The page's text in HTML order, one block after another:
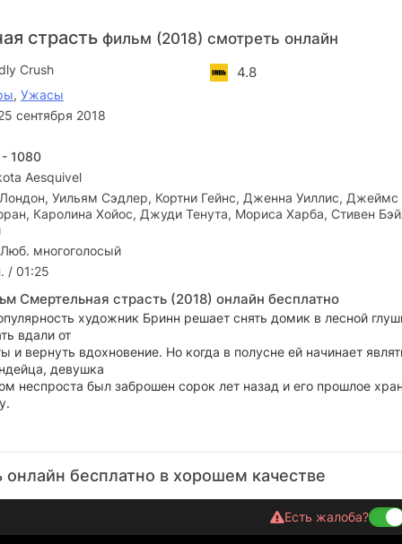
страсть фильм (2018) смотреть онлайн
Crush 4.8
, Ужасы
сентября 2018
1080
Aesquivel
Уильям Сэдлер, Кортни Гейнс, Дженна Уиллис, Джеймс
Каролина Хойос, Джуди Тенута, Мориса Харба, Стивен
многоголосый
/ 01:25
Смертельная страсть (2018) онлайн бесплатно
художник Бринн решает снять домик в лесной
вдали от
и вернуть вдохновение. Но когда в полусне ей начинает
девушка
неспроста был заброшен сорок лет назад и его прошлое
онлайн бесплатно в хорошем качестве
Есть жалоба?